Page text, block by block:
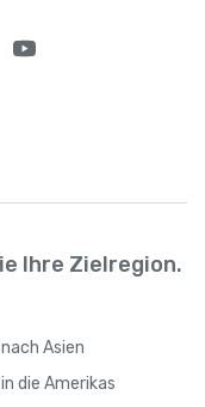
Ihre Zielregion.
nach Asien
in die Amerikas